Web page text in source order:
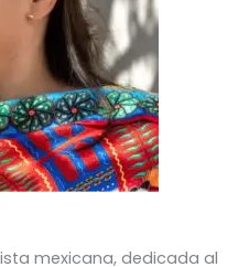
mexicana, dedicada al